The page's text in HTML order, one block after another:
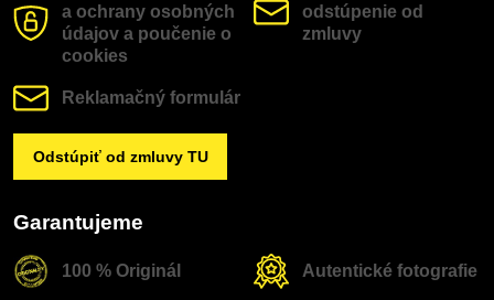
a ochrany osobných
údajov a poučenie o
cookies
odstúpenie od
zmluvy
Reklamačný formulár
Odstúpiť od zmluvy TU
Garantujeme
100 % Originál Autentické fotografie